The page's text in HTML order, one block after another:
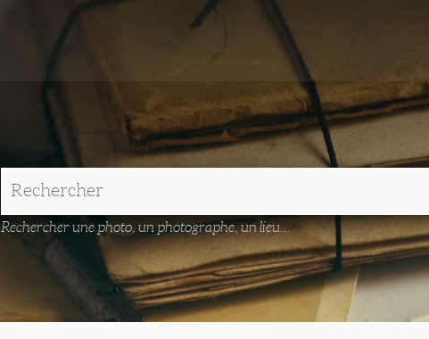
Rechercher une photo, un photographe, un lieu...